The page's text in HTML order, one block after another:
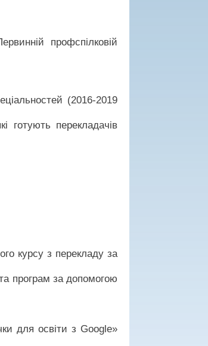
профспілковій
(2016-2019
готують перекладачів
курсу з перекладу за
програм за допомогою
для освіти з Google»